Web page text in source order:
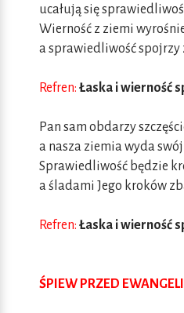
ucałują się
Wierność z ziemi
a sprawiedliwość spojrzy
Refren: Łaska i wierność
Pan sam obdarzy
a nasza ziemia wyda swój
Sprawiedliwość będzie
a śladami Jego kroków
Refren: Łaska i wierność
ŚPIEW PRZED